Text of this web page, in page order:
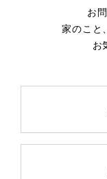
お
家のこと
お